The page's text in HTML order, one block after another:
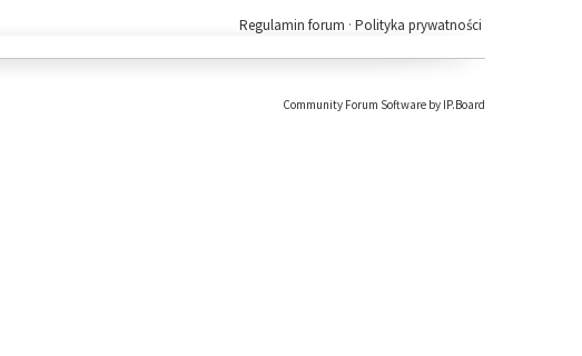
Polityka prywatności
Regulamin forum ·
Community Forum Software by IP.Board